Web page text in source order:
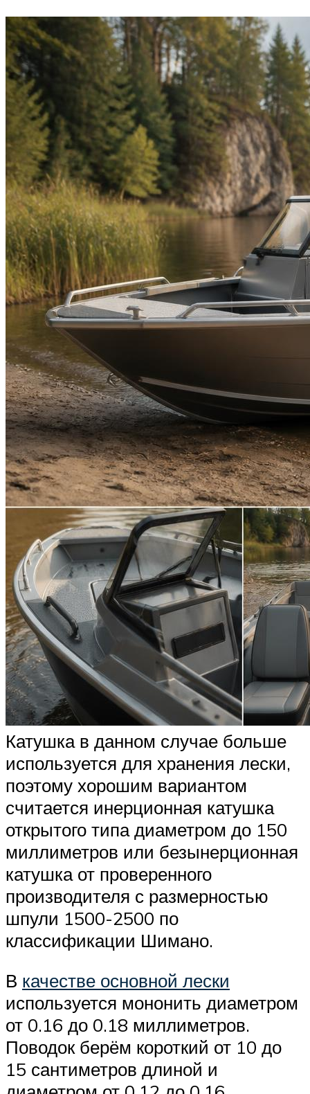
Катушка в данном случае больше
используется для хранения лески,
поэтому хорошим вариантом
считается инерционная катушка
открытого типа диаметром до 150
миллиметров или безынерционная
катушка от проверенного
производителя с размерностью
шпули 1500-2500 по
классификации Шимано.
В качестве основной лески
используется мононить диаметром
от 0.16 до 0.18 миллиметров.
Поводок берём короткий от 10 до
15 сантиметров длиной и